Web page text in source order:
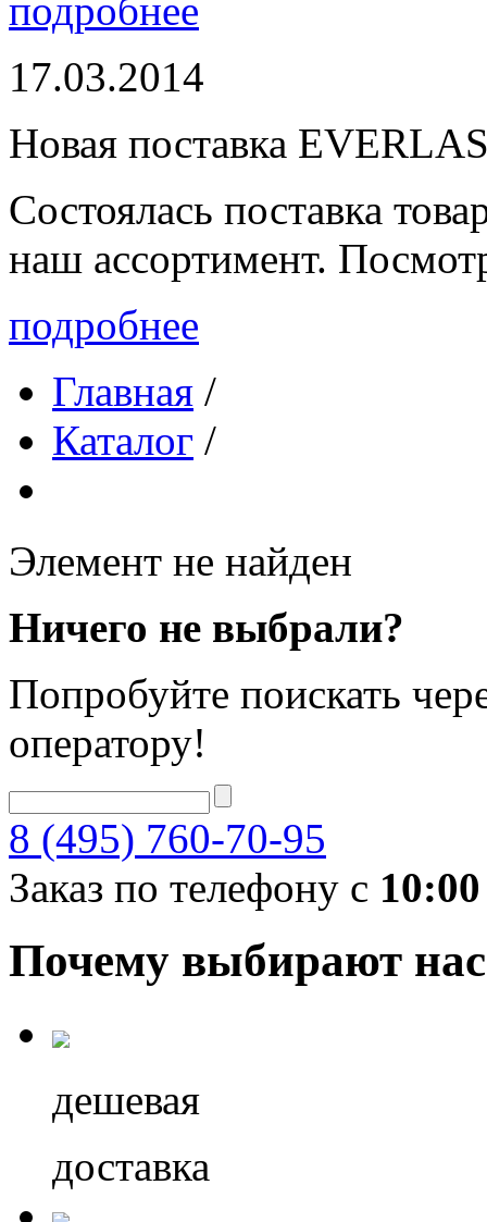
подробнее
17.03.2014
Новая поставка
Состоялась поставка
наш ассортимент.
подробнее
Главная /
Каталог /
Элемент не найден
Ничего не выбрали?
Попробуйте поискать
оператору!
8 (495) 760-70-95
Заказ по телефону с 10:00
Почему выбирают нас
дешевая
доставка